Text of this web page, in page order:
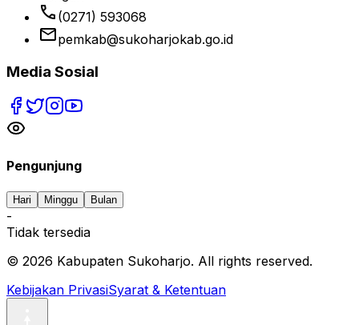
phone (0271) 593068
emailpemkab@sukoharjokab.go.id
Media Sosial
Pengunjung
Hari Minggu Bulan
-
Tidak tersedia
© 2026 Kabupaten Sukoharjo. All rights reserved.
Kebijakan PrivasiSyarat & Ketentuan